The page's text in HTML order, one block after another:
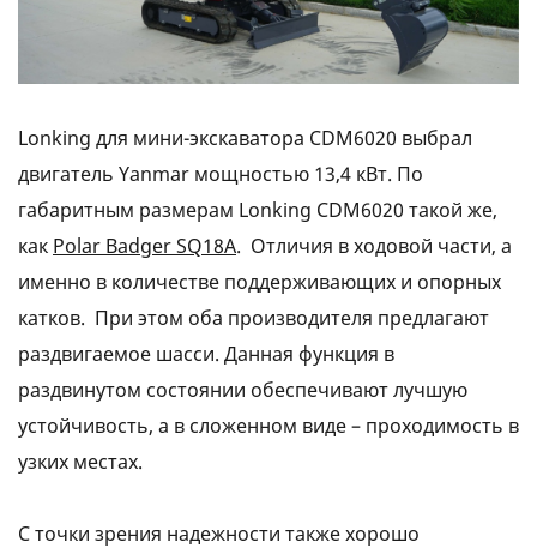
Lonking для мини-экскаватора CDM6020 выбрал
двигатель Yanmar мощностью 13,4 кВт. По
габаритным размерам Lonking CDM6020 такой же,
как Polar Badger SQ18A. Отличия в ходовой части, а
именно в количестве поддерживающих и опорных
катков. При этом оба производителя предлагают
раздвигаемое шасси. Данная функция в
раздвинутом состоянии обеспечивают лучшую
устойчивость, а в сложенном виде – проходимость в
узких местах.
С точки зрения надежности также хорошо